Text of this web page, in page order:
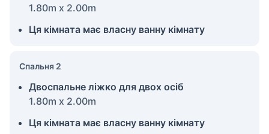
1.80m x 2.00m
Ця кімната має власну ванну кімнату
Спальня 2
Двоспальне ліжко для двох осіб
1.80m x 2.00m
Ця кімната має власну ванну кімнату